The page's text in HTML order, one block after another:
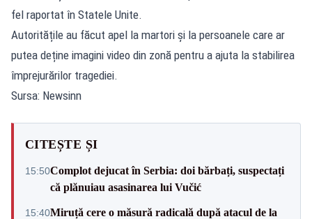
fel raportat în Statele Unite.
Autoritățile au făcut apel la martori și la persoanele care ar
putea deține imagini video din zonă pentru a ajuta la stabilirea
împrejurărilor tragediei.
Sursa: Newsinn
CITEȘTE ȘI
15:50Complot dejucat în Serbia: doi bărbați, suspectați
că plănuiau asasinarea lui Vučić
15:40Miruță cere o măsură radicală după atacul de la